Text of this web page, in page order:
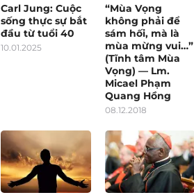
Carl Jung: Cuộc
sống thực sự bắt
đầu từ tuổi 40
10.01.2025
“Mùa Vọng
không phải để
sám hối, mà là
mùa mừng vui…”
(Tĩnh tâm Mùa
Vọng) — Lm.
Micael Phạm
Quang Hồng
08.12.2018